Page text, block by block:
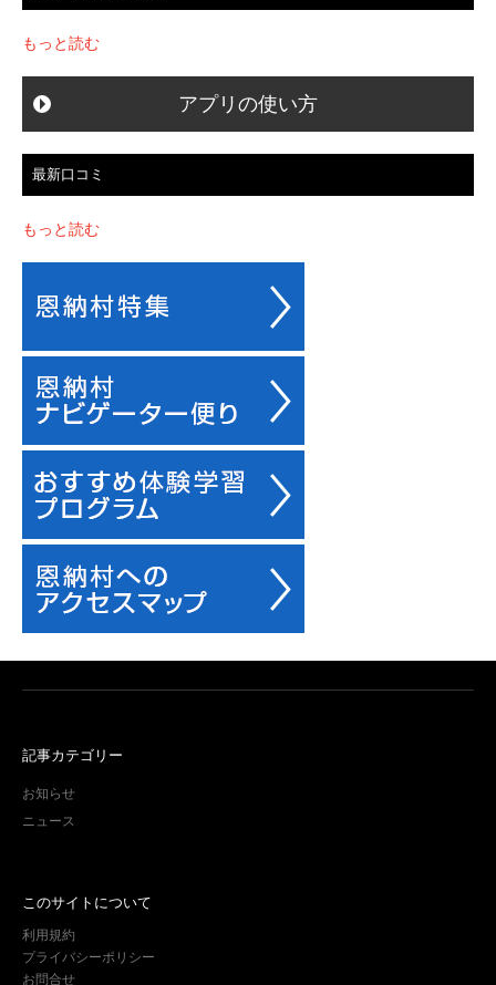
もっと読む
アプリの使い方
最新口コミ
もっと読む
記事カテゴリー
お知らせ
ニュース
このサイトについて
利用規約
プライバシーポリシー
お問合せ